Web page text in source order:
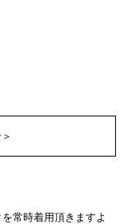
常時着用頂きますよ